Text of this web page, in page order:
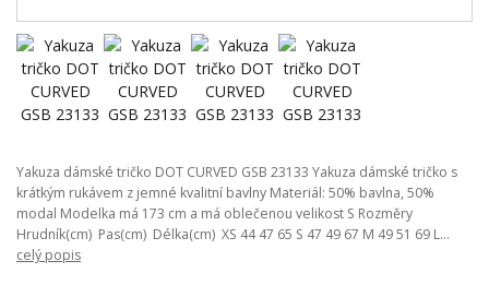
Yakuza dámské tričko DOT CURVED GSB 23133 Yakuza dámské tričko s
krátkým rukávem z jemné kvalitní bavlny Materiál: 50% bavlna, 50%
modal Modelka má 173 cm a má oblečenou velikost S Rozměry
Hrudník(cm) Pas(cm) Délka(cm) XS 44 47 65 S 47 49 67 M 49 51 69 L...
celý popis